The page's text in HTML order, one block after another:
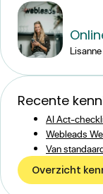
Recente
AI Act-
Webleads
Van
Overzicht